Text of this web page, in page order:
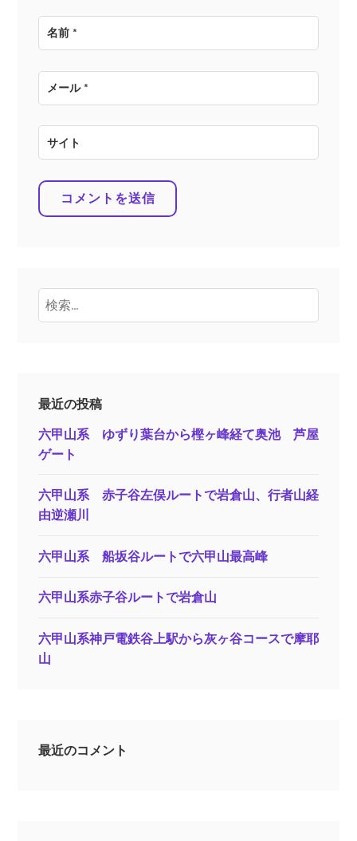
名前*
メール*
サイト
検
索:
最近の投稿
六甲山系 ゆずり葉台から樫ヶ峰経て奥池 芦屋
ゲート
六甲山系 赤子谷左俣ルートで岩倉山、行者山経
由逆瀬川
六甲山系 船坂谷ルートで六甲山最高峰
六甲山系赤子谷ルートで岩倉山
六甲山系神戸電鉄谷上駅から灰ヶ谷コースで摩耶
山
最近のコメント